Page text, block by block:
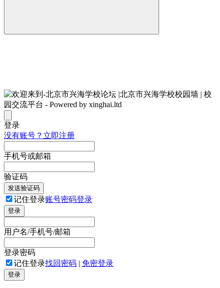
登录
没有账号？立即注册
手机号或邮箱
验证码
发送验证码
记住登录账号密码登录
登录
用户名/手机号/邮箱
登录密码
记住登录找回密码 | 免密登录
登录